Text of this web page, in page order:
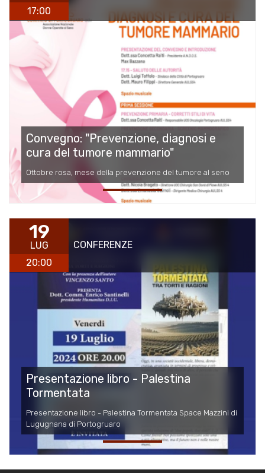
17:00
Convegno: "Prevenzione, diagnosi e
cura del tumore mammario"
Ottobre rosa, mese della prevenzione del tumore al seno
19
LUG
20:00
CONFERENZE
Presentazione libro - Palestina
Tormentata
Presentazione libro - Palestina Tormentata Space Mazzini di
Lugugnana di Portogruaro